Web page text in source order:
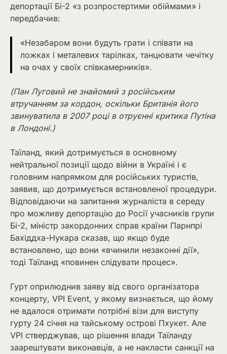
депортації Бі-2 «з розпростертими обіймами» і
передбачив:
«Незабаром вони будуть грати і співати на
ложках і металевих тарілках, танцювати чечітку
на очах у своїх співкамерників».
(Пан Луговий не знайомий з російським
втручанням за кордон, оскільки Британія його
звинуватила в 2007 році в отруєнні критика Путіна
в Лондоні.)
Таїланд, який дотримується в основному
нейтральної позиції щодо війни в Україні і є
головним напрямком для російських туристів,
заявив, що дотримується встановленої процедури.
Відповідаючи на запитання журналіста в середу
про можливу депортацію до Росії учасників групи
Бі-2, міністр закордонних справ країни Парнпрі
Бахіддха-Нукара сказав, що якщо буде
встановлено, що вони «вчинили незаконні дії»,
тоді Таїланд «повинен слідувати процес».
Гурт оприлюднив заяву від свого організатора
концерту, VPI Event, у якому визнається, що йому
не вдалося отримати потрібні візи для виступу
гурту 24 січня на тайському острові Пхукет. Але
VPI стверджував, що рішення влади Таїланду
заарештувати виконавців, а не накласти санкції на